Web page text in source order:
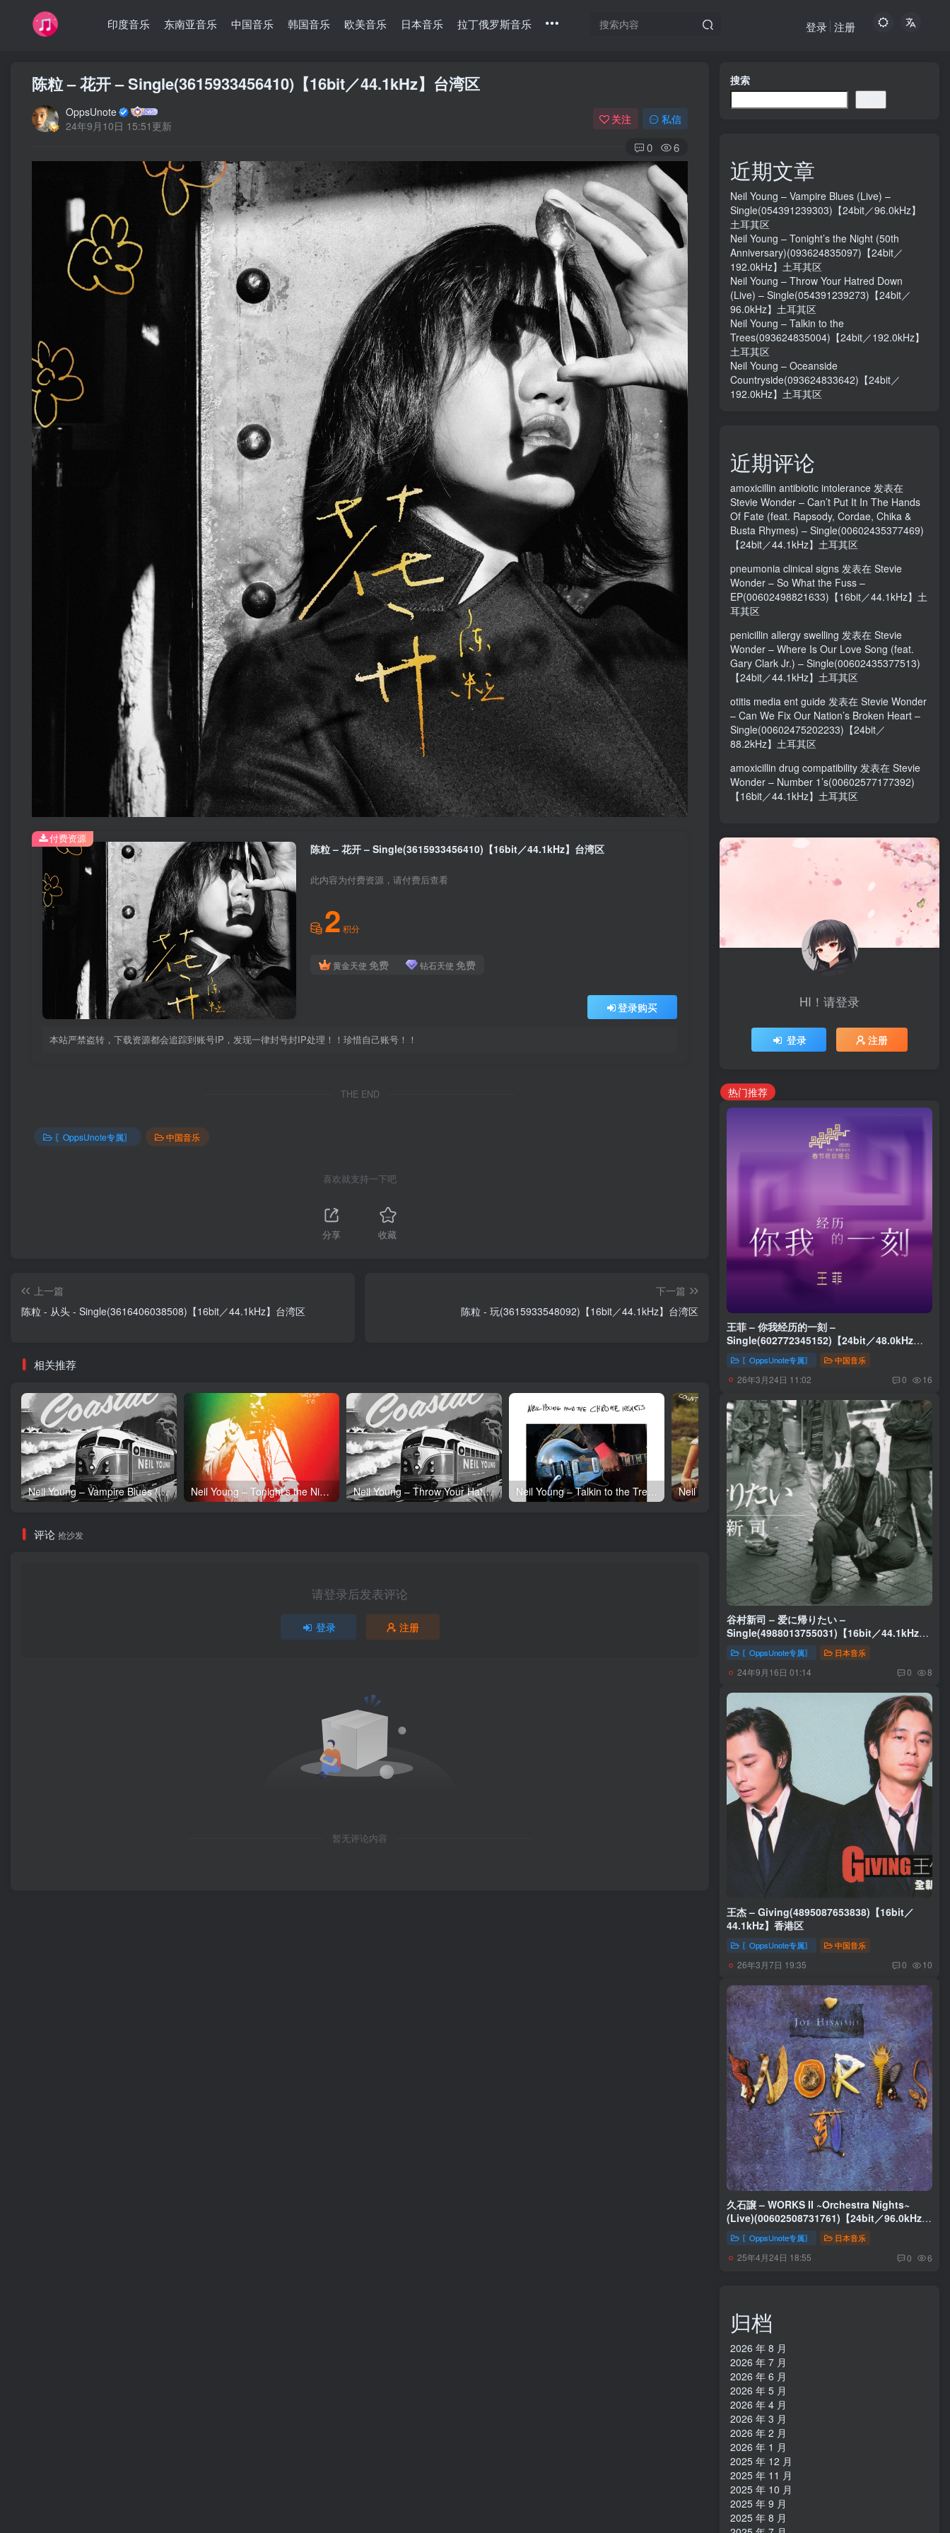
印度音乐 东南亚音乐 中国音乐 韩国音乐 欧美音乐 日本音乐 拉丁俄罗斯音乐 登录 注册
陈粒 – 花开 – Single(3615933456410)【16bit／44.1kHz】台湾区
OppsUnote
24年9月10日 15:51更新
关注 私信
0 6
陈粒 – 花开 – Single(3615933456410)【16bit／44.1kHz】台湾区
此内容为付费资源，请付费后查看
2 积分
黄金天使 免费 钻石天使 免费
登录购买
本站严禁盗转，下载资源都会追踪到账号IP，发现一律封号封IP处理！！珍惜自己账号！！
付费资源
THE END
〖OppsUnote专属〗 中国音乐
喜欢就支持一下吧
分享 收藏
上一篇
陈粒 - 从头 - Single(3616406038508)【16bit／44.1kHz】台湾区
下一篇
陈粒 - 玩(3615933548092)【16bit／44.1kHz】台湾区
相关推荐
Neil Young – Vampire Blues (Live) – Single(054391239303)【24bit／96.0kHz】土耳其区 Neil Young – Tonight’s the Night (50th Anniversary)(093624835097)【24bit／192.0kHz】土耳其区 Neil Young – Throw Your Hatred Down (Live) – Single(054391239273)【24bit／96.0kHz】土耳其区 Neil Young – Talkin to the Trees(093624835004)【24bit／192.0kHz】土耳其区 Neil Young – Oceanside Countryside(093624833642)【24bit／192.0kHz】土耳其区
评论 抢沙发
请登录后发表评论
登录 注册
暂无评论内容
搜索
近期文章
Neil Young – Vampire Blues (Live) –
Single(054391239303)【24bit／96.0kHz】
土耳其区
Neil Young – Tonight’s the Night (50th
Anniversary)(093624835097)【24bit／
192.0kHz】土耳其区
Neil Young – Throw Your Hatred Down
(Live) – Single(054391239273)【24bit／
96.0kHz】土耳其区
Neil Young – Talkin to the
Trees(093624835004)【24bit／192.0kHz】
土耳其区
Neil Young – Oceanside
Countryside(093624833642)【24bit／
192.0kHz】土耳其区
近期评论
amoxicillin antibiotic intolerance 发表在
Stevie Wonder – Can’t Put It In The Hands
Of Fate (feat. Rapsody, Cordae, Chika &
Busta Rhymes) – Single(00602435377469)
【24bit／44.1kHz】土耳其区
pneumonia clinical signs 发表在 Stevie
Wonder – So What the Fuss –
EP(00602498821633)【16bit／44.1kHz】土
耳其区
penicillin allergy swelling 发表在 Stevie
Wonder – Where Is Our Love Song (feat.
Gary Clark Jr.) – Single(00602435377513)
【24bit／44.1kHz】土耳其区
otitis media ent guide 发表在 Stevie Wonder
– Can We Fix Our Nation’s Broken Heart –
Single(00602475202233)【24bit／
88.2kHz】土耳其区
amoxicillin drug compatibility 发表在 Stevie
Wonder – Number 1’s(00602577177392)
【16bit／44.1kHz】土耳其区
HI！请登录
登录 注册
热门推荐
王菲 – 你我经历的一刻 –
Single(602772345152)【24bit／48.0kHz】
〖OppsUnote专属〗 中国音乐
26年3月24日 11:02 0 16
谷村新司 – 爱に帰りたい –
Single(4988013755031)【16bit／44.1kHz】
日本区〖OppsUnote专属〗 日本音乐
24年9月16日 01:14 0 8
王杰 – Giving(4895087653838)【16bit／
44.1kHz】香港区
〖OppsUnote专属〗 中国音乐
26年3月7日 19:35 0 10
久石譲 – WORKS II ~Orchestra Nights~
(Live)(00602508731761)【24bit／96.0kHz】
日本区〖OppsUnote专属〗 日本音乐
25年4月24日 18:55 0 6
归档
2026 年 8 月
2026 年 7 月
2026 年 6 月
2026 年 5 月
2026 年 4 月
2026 年 3 月
2026 年 2 月
2026 年 1 月
2025 年 12 月
2025 年 11 月
2025 年 10 月
2025 年 9 月
2025 年 8 月